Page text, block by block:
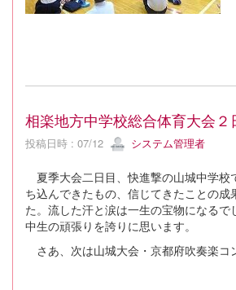
相楽地方中学校総合体育大会２
投稿日時 : 07/12 システム管理者
夏季大会二日目、快進撃の山城中学校
ち込んできたもの、信じてきたことの成
た。流した汗と涙は一生の宝物になるで
中生の頑張りを誇りに思います。
さあ、次は山城大会・京都府吹奏楽コ